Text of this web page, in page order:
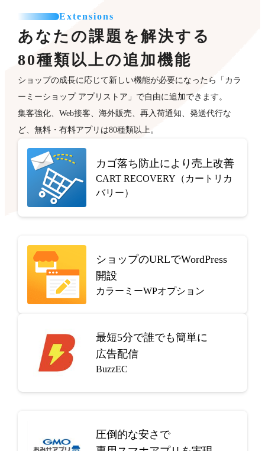
Extensions
あなたの課題を解決する
80種類以上の追加機能
ショップの成長に応じて新しい機能が必要になったら「カラ
ーミーショップ アプリストア」で自由に追加できます。
集客強化、Web接客、海外販売、再入荷通知、発送代行な
ど、無料・有料アプリは80種類以上。
カゴ落ち防止により売上改善
CART RECOVERY（カートリカ
バリー）
ショップのURLでWordPress
開設
カラーミーWPオプション
最短5分で誰でも簡単に
広告配信
BuzzEC
圧倒的な安さで